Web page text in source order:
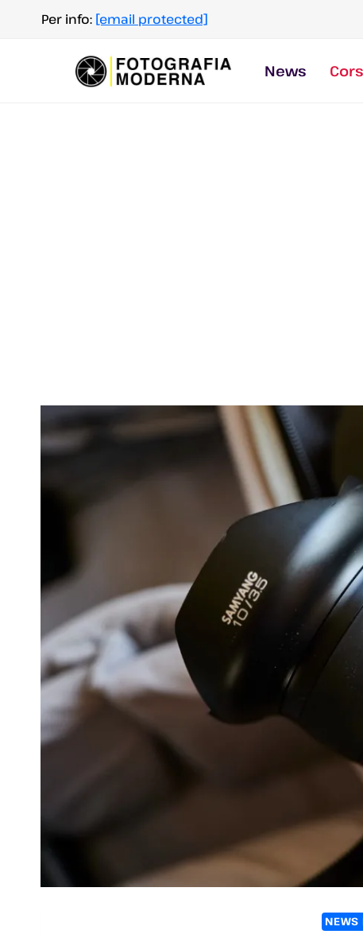
contenuto
Per info: [email protected]
News
NEWS